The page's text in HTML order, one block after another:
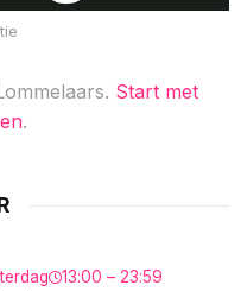
Start met
.
13:00 – 23:59